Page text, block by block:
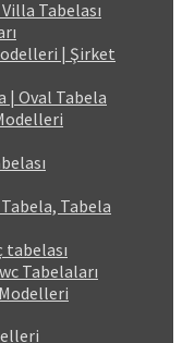
Tabelası
| Şirket
| Oval Tabela
Tabela
tabelası
Tabelaları